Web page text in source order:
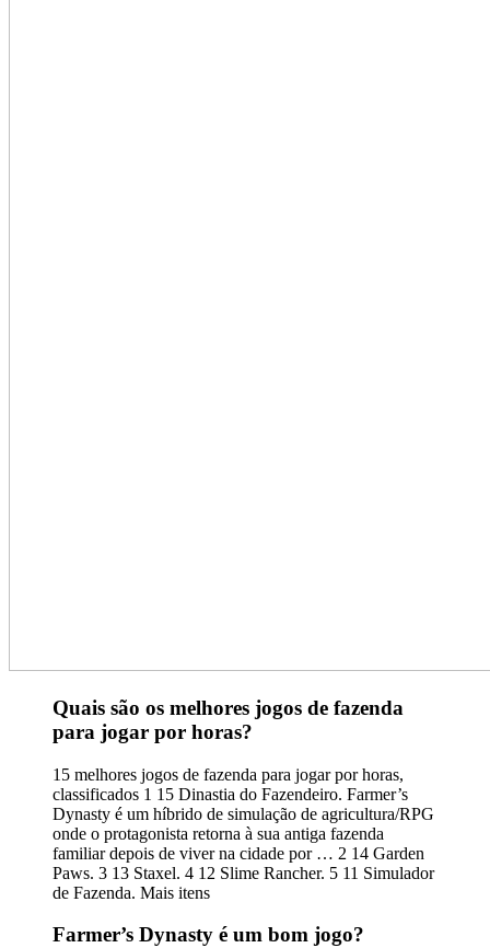
Quais são os melhores jogos de fazenda
para jogar por horas?
15 melhores jogos de fazenda para jogar por horas,
classificados 1 15 Dinastia do Fazendeiro. Farmer’s
Dynasty é um híbrido de simulação de agricultura/RPG
onde o protagonista retorna à sua antiga fazenda
familiar depois de viver na cidade por … 2 14 Garden
Paws. 3 13 Staxel. 4 12 Slime Rancher. 5 11 Simulador
de Fazenda. Mais itens
Farmer’s Dynasty é um bom jogo?